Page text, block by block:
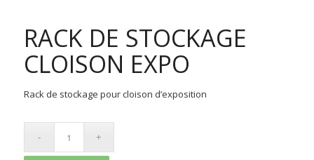
RACK DE STOCKAGE
CLOISON EXPO
Rack de stockage pour cloison d’exposition